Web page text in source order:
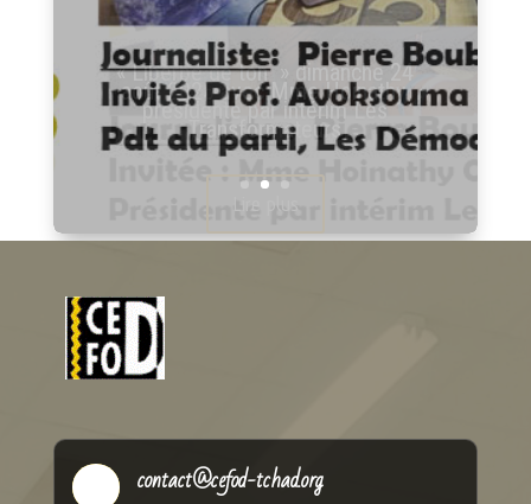
Liberté de ton !
contact@cefod-tchad.org